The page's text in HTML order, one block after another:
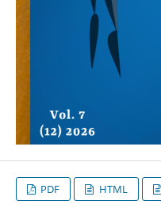
PDF HTML